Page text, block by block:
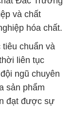
và chất
hóa chất.
tiêu chuẩn và
liên tục
ngũ chuyên
sản phẩm
đạt được sự